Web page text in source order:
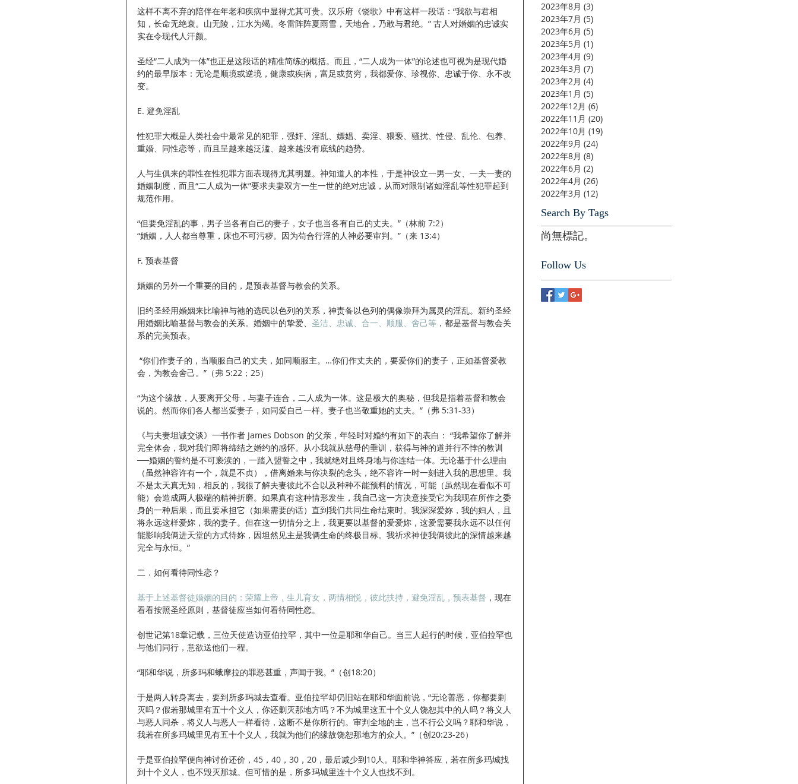
这样不离不弃的陪伴在年老和疾病中显得尤其可贵。汉乐府《饶歌》中有这样一段话：“我欲与君相
知，长命无绝衰。山无陵，江水为竭。冬雷阵阵夏雨雪，天地合，乃敢与君绝。” 古人对婚姻的忠诚实
实在令现代人汗颜。
圣经“二人成为一体”也正是这段话的精准简练的概括。而且，“二人成为一体”的论述也可视为是现代婚
约的最早版本：无论是顺境或逆境，健康或疾病，富足或贫穷，我都爱你、珍视你、忠诚于你、永不改
变。
E. 避免淫乱
性犯罪大概是人类社会中最常见的犯罪，强奸、淫乱、嫖娼、卖淫、猥亵、骚扰、性侵、乱伦、包养、
重婚、同性恋等，而且呈越来越泛滥、越来越没有底线的趋势。
人与生俱来的罪性在性犯罪方面表现得尤其明显。神知道人的本性，于是神设立一男一女、一夫一妻的
婚姻制度，而且“二人成为一体”要求夫妻双方一生一世的绝对忠诚，从而对限制诸如淫乱等性犯罪起到
规范作用。
“但要免淫乱的事，男子当各有自己的妻子，女子也当各有自己的丈夫。”（林前 7:2）
“婚姻，人人都当尊重，床也不可污秽。因为苟合行淫的人神必要审判。”（来 13:4）
F. 预表基督
婚姻的另外一个重要的目的，是预表基督与教会的关系。
旧约圣经用婚姻来比喻神与祂的选民以色列的关系，神责备以色列的偶像崇拜为属灵的淫乱。新约圣经
用婚姻比喻基督与教会的关系。婚姻中的挚爱、 圣洁、忠诚、合一、顺服、舍己等 ，都是基督与教会关
系的完美预表。
会，为教会舍己。”（弗 5:22；25）
“为这个缘故，人要离开父母，与妻子连合，二人成为一体。这是极大的奥秘，但我是指着基督和教会
说的。然而你们各人都当爱妻子，如同爱自己一样。妻子也当敬重她的丈夫。”（弗 5:31-33）
《与夫妻坦诚交谈》一书作者 James Dobson 的父亲，年轻时对婚约有如下的表白： “我希望你了解并
完全体会，我对我们即将缔结之婚约的感怀。从小我就从慈母的垂训，获得与神的道并行不悖的教训
──婚姻的誓约是不可亵渎的，一踏入盟誓之中，我就绝对且终身地与你连结一体。无论基于什么理由
（虽然神容许有一个，就是不贞），借离婚来与你决裂的念头，绝不容许一时一刻进入我的思想里。我
不是太天真无知，相反的，我很了解夫妻彼此不合以及种种不能预料的情况，可能（虽然现在看似不可
能）会造成两人极端的精神折磨。如果真有这种情形发生，我自己这一方决意接受它为我现在所作之委
身的一种后果，而且要承担它（如果需要的话）直到我们共同生命结束时。我深深爱妳，我的妇人，且
将永远这样爱妳，我的妻子。但在这一切情分之上，我更要以基督的爱爱妳，这爱需要我永远不以任何
能影响我俩进天堂的方式待妳，因坦然见主是我俩生命的终极目标。我祈求神使我俩彼此的深情越来越
完全与永恒。”
二．如何看待同性恋？
基于上述基督徒婚姻的目的：荣耀上帝，生儿育女，两情相悦，彼此扶持，避免淫乱，预表基督 ，现在
看看按照圣经原则，基督徒应当如何看待同性恋。
创世记第18章记载，三位天使造访亚伯拉罕，其中一位是耶和华自己。当三人起行的时候，亚伯拉罕也
与他们同行，意欲送他们一程。
“耶和华说，所多玛和蛾摩拉的罪恶甚重，声闻于我。”（创18:20）
于是两人转身离去，要到所多玛城去查看。亚伯拉罕却仍旧站在耶和华面前说，“无论善恶，你都要剿
灭吗？假若那城里有五十个义人，你还剿灭那地方吗？不为城里这五十个义人饶恕其中的人吗？将义人
与恶人同杀，将义人与恶人一样看待，这断不是你所行的。审判全地的主，岂不行公义吗？耶和华说，
我若在所多玛城里见有五十个义人，我就为他们的缘故饶恕那地方的众人。”（创20:23-26）
于是亚伯拉罕便向神讨价还价，45，40，30，20，最后减少到10人。耶和华神答应，若在所多玛城找
到十个义人，也不毁灭那城。但可惜的是，所多玛城里连十个义人也找不到。
2023年8月 (3)
2023年7月 (5)
2023年6月 (5)
2023年5月 (1)
2023年4月 (9)
2023年3月 (7)
2023年2月 (4)
2023年1月 (5)
2022年12月 (6)
2022年11月 (20)
2022年10月 (19)
2022年9月 (24)
2022年8月 (8)
2022年6月 (2)
2022年4月 (26)
2022年3月 (12)
Search By Tags
尚無標記。
Follow Us